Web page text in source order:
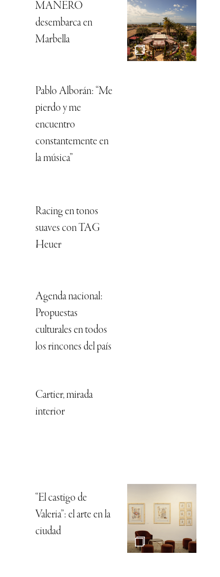
MANERO
desembarca en
Marbella
Pablo Alborán: “Me
pierdo y me
encuentro
constantemente en
la música”
Racing en tonos
suaves con TAG
Heuer
Agenda nacional:
Propuestas
culturales en todos
los rincones del país
Cartier, mirada
interior
“El castigo de
Valeria”: el arte en la
ciudad